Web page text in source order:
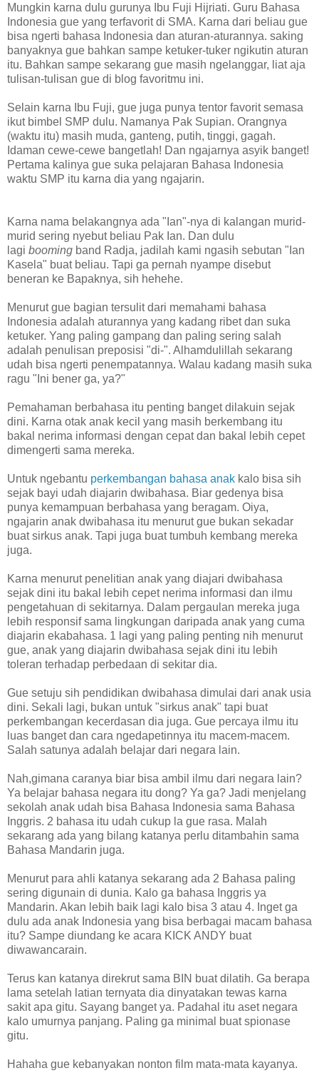
Mungkin karna dulu gurunya Ibu Fuji Hijriati. Guru Bahasa
Indonesia gue yang terfavorit di SMA. Karna dari beliau gue
bisa ngerti bahasa Indonesia dan aturan-aturannya. saking
banyaknya gue bahkan sampe ketuker-tuker ngikutin aturan
itu. Bahkan sampe sekarang gue masih ngelanggar, liat aja
tulisan-tulisan gue di blog favoritmu ini.
Selain karna Ibu Fuji, gue juga punya tentor favorit semasa
ikut bimbel SMP dulu. Namanya Pak Supian. Orangnya
(waktu itu) masih muda, ganteng, putih, tinggi, gagah.
Idaman cewe-cewe bangetlah! Dan ngajarnya asyik banget!
Pertama kalinya gue suka pelajaran Bahasa Indonesia
waktu SMP itu karna dia yang ngajarin.
Karna nama belakangnya ada "Ian"-nya di kalangan murid-
murid sering nyebut beliau Pak Ian. Dan dulu
lagi booming band Radja, jadilah kami ngasih sebutan "Ian
Kasela" buat beliau. Tapi ga pernah nyampe disebut
beneran ke Bapaknya, sih hehehe.
Menurut gue bagian tersulit dari memahami bahasa
Indonesia adalah aturannya yang kadang ribet dan suka
ketuker. Yang paling gampang dan paling sering salah
adalah penulisan preposisi "di-". Alhamdulillah sekarang
udah bisa ngerti penempatannya. Walau kadang masih suka
ragu "Ini bener ga, ya?"
Pemahaman berbahasa itu penting banget dilakuin sejak
dini. Karna otak anak kecil yang masih berkembang itu
bakal nerima informasi dengan cepat dan bakal lebih cepet
dimengerti sama mereka.
Untuk ngebantu perkembangan bahasa anak kalo bisa sih
sejak bayi udah diajarin dwibahasa. Biar gedenya bisa
punya kemampuan berbahasa yang beragam. Oiya,
ngajarin anak dwibahasa itu menurut gue bukan sekadar
buat sirkus anak. Tapi juga buat tumbuh kembang mereka
juga.
Karna menurut penelitian anak yang diajari dwibahasa
sejak dini itu bakal lebih cepet nerima informasi dan ilmu
pengetahuan di sekitarnya. Dalam pergaulan mereka juga
lebih responsif sama lingkungan daripada anak yang cuma
diajarin ekabahasa. 1 lagi yang paling penting nih menurut
gue, anak yang diajarin dwibahasa sejak dini itu lebih
toleran terhadap perbedaan di sekitar dia.
Gue setuju sih pendidikan dwibahasa dimulai dari anak usia
dini. Sekali lagi, bukan untuk "sirkus anak" tapi buat
perkembangan kecerdasan dia juga. Gue percaya ilmu itu
luas banget dan cara ngedapetinnya itu macem-macem.
Salah satunya adalah belajar dari negara lain.
Nah,gimana caranya biar bisa ambil ilmu dari negara lain?
Ya belajar bahasa negara itu dong? Ya ga? Jadi menjelang
sekolah anak udah bisa Bahasa Indonesia sama Bahasa
Inggris. 2 bahasa itu udah cukup la gue rasa. Malah
sekarang ada yang bilang katanya perlu ditambahin sama
Bahasa Mandarin juga.
Menurut para ahli katanya sekarang ada 2 Bahasa paling
sering digunain di dunia. Kalo ga bahasa Inggris ya
Mandarin. Akan lebih baik lagi kalo bisa 3 atau 4. Inget ga
dulu ada anak Indonesia yang bisa berbagai macam bahasa
itu? Sampe diundang ke acara KICK ANDY buat
diwawancarain.
Terus kan katanya direkrut sama BIN buat dilatih. Ga berapa
lama setelah latian ternyata dia dinyatakan tewas karna
sakit apa gitu. Sayang banget ya. Padahal itu aset negara
kalo umurnya panjang. Paling ga minimal buat spionase
gitu.
Hahaha gue kebanyakan nonton film mata-mata kayanya.